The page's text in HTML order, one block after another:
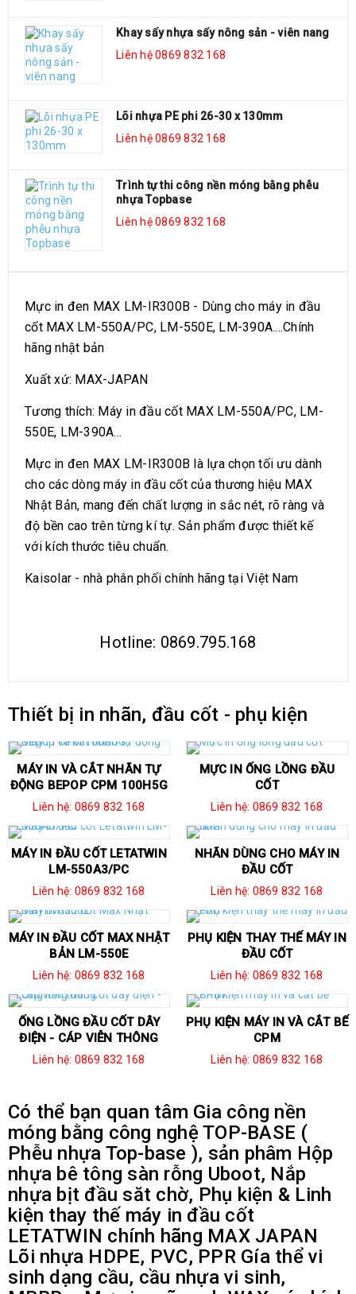
Khay sấy nhựa sấy nông sản - viên nang
Liên hệ 0869 832 168
Lõi nhựa PE phi 26-30 x 130mm
Liên hệ 0869 832 168
Trình tự thi công nền móng bằng phễu
nhựa Topbase
Liên hệ 0869 832 168
Mực in đen MAX LM-IR300B - Dùng cho máy in đầu
cốt MAX LM-550A/PC, LM-550E, LM-390A....Chính
hãng nhật bản
Xuất xứ: MAX-JAPAN
Tương thích: Máy in đầu cốt MAX LM-550A/PC, LM-
550E, LM-390A...
Mực in đen MAX LM-IR300B là lựa chọn tối ưu dành
cho các dòng máy in đầu cốt của thương hiệu MAX
Nhật Bản, mang đến chất lượng in sắc nét, rõ ràng và
độ bền cao trên từng kí tự. Sản phẩm được thiết kế
với kích thước tiêu chuẩn.
Kaisolar - nhà phân phối chính hãng tại Việt Nam
Hotline: 0869.795.168
Thiết bị in nhãn, đầu cốt - phụ kiện
MÁY IN VÀ CẮT NHÃN TỰ
ĐỘNG BEPOP CPM 100H5G
Liên hệ: 0869 832 168
MỰC IN ỐNG LỒNG ĐẦU
CỐT
Liên hệ: 0869 832 168
MÁY IN ĐẦU CỐT LETATWIN
LM-550A3/PC
Liên hệ: 0869 832 168
NHÃN DÙNG CHO MÁY IN
ĐẦU CỐT
Liên hệ: 0869 832 168
MÁY IN ĐẦU CỐT MAX NHẬT
BẢN LM-550E
Liên hệ: 0869 832 168
PHỤ KIỆN THAY THẾ MÁY IN
ĐẦU CỐT
Liên hệ: 0869 832 168
ỐNG LỒNG ĐẦU CỐT DÂY
ĐIỆN - CÁP VIỄN THÔNG
Liên hệ: 0869 832 168
PHỤ KIỆN MÁY IN VÀ CẮT BẾ
CPM
Liên hệ: 0869 832 168
Có thể bạn quan tâm Gia công nền
móng bằng công nghệ TOP-BASE (
Phễu nhựa Top-base ), sản phâm Hộp
nhựa bê tông sàn rỗng Uboot, Nắp
nhựa bịt đầu săt chờ, Phụ kiện & Linh
kiện thay thế máy in đầu cốt
LETATWIN chính hãng MAX JAPAN
Lõi nhựa HDPE, PVC, PPR Gía thể vi
sinh dạng cầu, cầu nhựa vi sinh,